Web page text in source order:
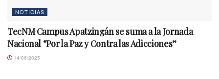
NOTICIAS
TecNM Campus Apatzingán se suma a la Jornada
Nacional “Por la Paz y Contra las Adicciones”
14/06/2025